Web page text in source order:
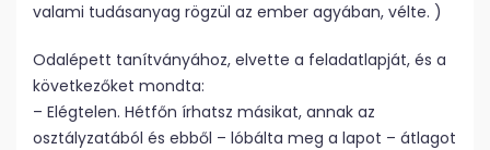
valami tudásanyag rögzül az ember agyában, vélte. )
Odalépett tanítványához, elvette a feladatlapját, és a
következőket mondta:
– Elégtelen. Hétfőn írhatsz másikat, annak az
osztályzatából és ebből – lóbálta meg a lapot – átlagot